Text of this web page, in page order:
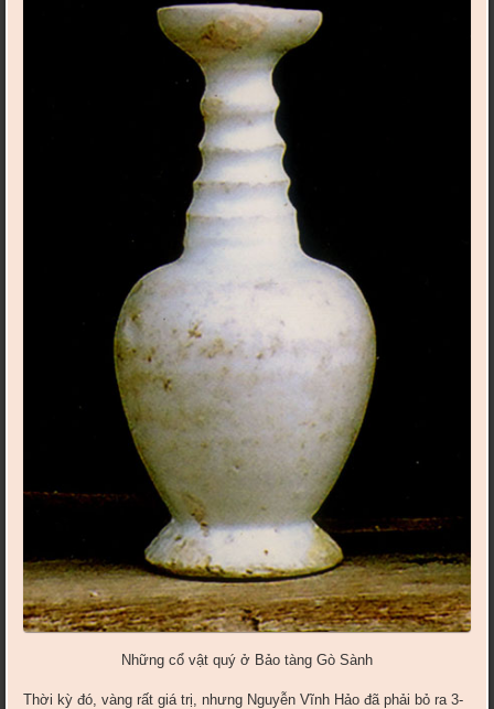
Những cổ vật quý ở Bảo tàng Gò Sành
Thời kỳ đó, vàng rất giá trị, nhưng Nguyễn Vĩnh Hảo đã phải bỏ ra 3-